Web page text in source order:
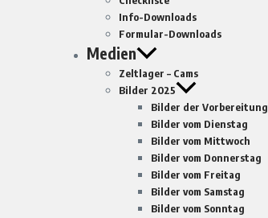
Info-Downloads
Formular-Downloads
Medien
Zeltlager – Cams
Bilder 2025
Bilder der Vorbereitung
Bilder vom Dienstag
Bilder vom Mittwoch
Bilder vom Donnerstag
Bilder vom Freitag
Bilder vom Samstag
Bilder vom Sonntag